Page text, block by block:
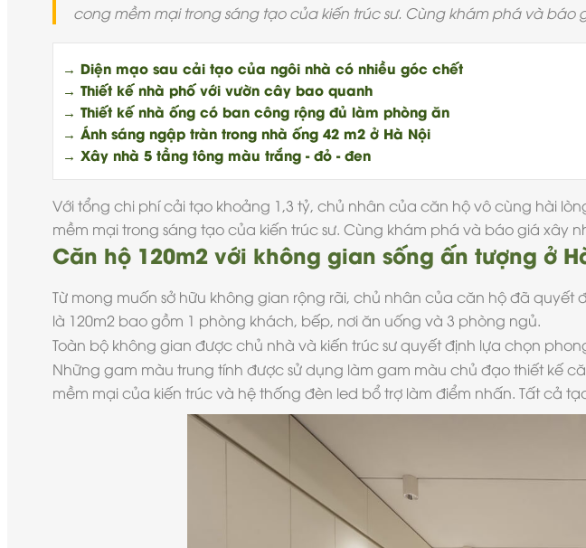
cong mềm mại trong sáng tạo của kiến trúc sư. Cùng khám phá và báo
→ Diện mạo sau cải tạo của ngôi nhà có nhiều góc chết
→ Thiết kế nhà phố với vườn cây bao quanh
→ Thiết kế nhà ống có ban công rộng đủ làm phòng ăn
→ Ánh sáng ngập tràn trong nhà ống 42 m2 ở Hà Nội
→ Xây nhà 5 tầng tông màu trắng - đỏ - đen
Với tổng chi phí cải tạo khoảng 1,3 tỷ, chủ nhân của căn hộ vô cùng hài
mềm mại trong sáng tạo của kiến trúc sư. Cùng khám phá và báo giá xây
Căn hộ 120m2 với không gian sống ấn tượng ở
Từ mong muốn sở hữu không gian rộng rãi, chủ nhân của căn hộđã quyết
là 120m2 bao gồm 1 phòng khách, bếp, nơi ăn uống và 3 phòng ngủ.
Toàn bộ không gian được chủ nhà và kiến trúc sư quyết định lựa chọn
Những gam màu trung tính được sử dụng làm gam màu chủ đạothiết kế
mềm mại của kiến trúc và hệ thống đèn led bổ trợ làm điểm nhấn. Tất cả